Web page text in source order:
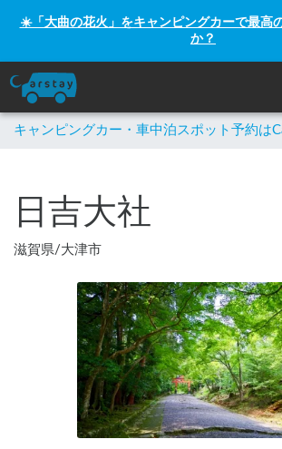
☀️「大曲の花火」をキャンピングカーで最高
か？
キャンピングカー・車中泊スポット予約は
日吉大社
滋賀県/大津市